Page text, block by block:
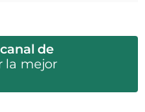
de
la mejor